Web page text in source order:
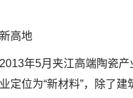
高地
年5月夹江高端陶瓷产
定位为“新材料”，除了建